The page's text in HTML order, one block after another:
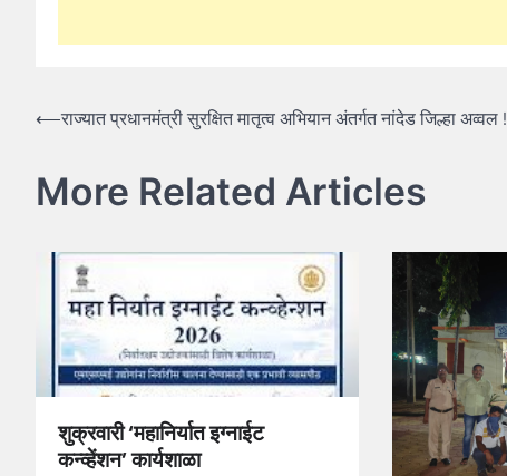
Post
⟵राज्यात प्रधानमंत्री सुरक्षित मातृत्व अभियान अंतर्गत नांदेड जिल्हा अव्वल !
More Related Articles
शुक्रवारी ‘महानिर्यात इग्नाईट
कन्व्हेंशन’ कार्यशाळा